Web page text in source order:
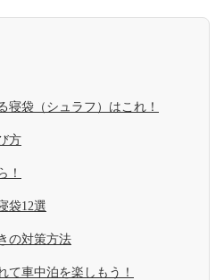
寝袋（シュラフ）はこれ！
方
！
袋12選
の対策方法
て車中泊を楽しもう！